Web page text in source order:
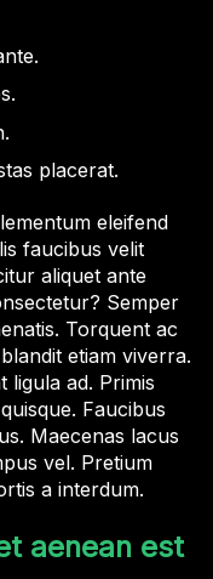
placerat.
eleifend
faucibus velit
aliquet ante
Semper
Torquent ac
etiam viverra.
ligula ad. Primis
Faucibus
Maecenas lacus
vel. Pretium
a interdum.
aenean est